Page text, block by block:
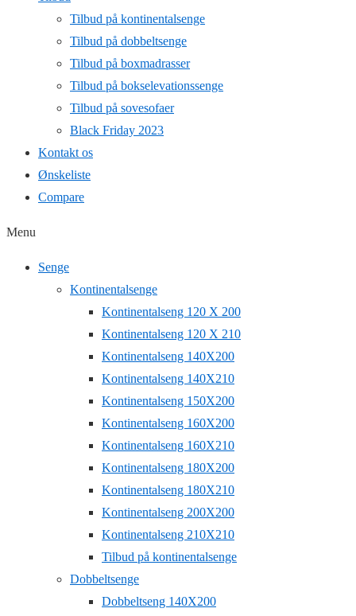
Tilbud på kontinentalsenge
Tilbud på dobbeltsenge
Tilbud på boxmadrasser
Tilbud på bokselevationssenge
Tilbud på sovesofaer
Black Friday 2023
Kontakt os
Ønskeliste
Compare
Menu
Senge
Kontinentalsenge
Kontinentalseng 120 X 200
Kontinentalseng 120 X 210
Kontinentalseng 140X200
Kontinentalseng 140X210
Kontinentalseng 150X200
Kontinentalseng 160X200
Kontinentalseng 160X210
Kontinentalseng 180X200
Kontinentalseng 180X210
Kontinentalseng 200X200
Kontinentalseng 210X210
Tilbud på kontinentalsenge
Dobbeltsenge
Dobbeltseng 140X200